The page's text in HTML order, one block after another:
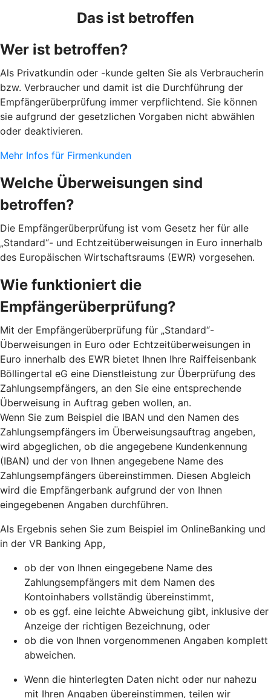
Das ist betroffen
Wer ist betroffen?
Als Privatkundin oder -kunde gelten Sie als Verbraucherin
bzw. Verbraucher und damit ist die Durchführung der
Empfängerüberprüfung immer verpflichtend. Sie können
sie aufgrund der gesetzlichen Vorgaben nicht abwählen
oder deaktivieren.
Mehr Infos für Firmenkunden
Welche Überweisungen sind
betroffen?
Die Empfängerüberprüfung ist vom Gesetz her für alle
„Standard“- und Echtzeitüberweisungen in Euro innerhalb
des Europäischen Wirtschaftsraums (EWR) vorgesehen.
Wie funktioniert die
Empfängerüberprüfung?
Mit der Empfängerüberprüfung für „Standard“-
Überweisungen in Euro oder Echtzeitüberweisungen in
Euro innerhalb des EWR bietet Ihnen Ihre Raiffeisenbank
Böllingertal eG eine Dienstleistung zur Überprüfung des
Zahlungsempfängers, an den Sie eine entsprechende
Überweisung in Auftrag geben wollen, an.
Wenn Sie zum Beispiel die IBAN und den Namen des
Zahlungsempfängers im Überweisungsauftrag angeben,
wird abgeglichen, ob die angegebene Kundenkennung
(IBAN) und der von Ihnen angegebene Name des
Zahlungsempfängers übereinstimmen. Diesen Abgleich
wird die Empfängerbank aufgrund der von Ihnen
eingegebenen Angaben durchführen.
Als Ergebnis sehen Sie zum Beispiel im OnlineBanking und
in der VR Banking App,
ob der von Ihnen eingegebene Name des
Zahlungsempfängers mit dem Namen des
Kontoinhabers vollständig übereinstimmt,
ob es ggf. eine leichte Abweichung gibt, inklusive der
Anzeige der richtigen Bezeichnung, oder
ob die von Ihnen vorgenommenen Angaben komplett
abweichen.
Wenn die hinterlegten Daten nicht oder nur nahezu
mit Ihren Angaben übereinstimmen, teilen wir